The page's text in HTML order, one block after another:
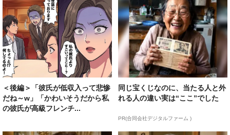
＜後編＞「彼氏が低収入って悲惨
だね～w」「かわいそうだから私
の彼氏が高級フレンチ...
同じ宝くじなのに、当たる人と外
れる人の違い実は“ここ”でした
PR(合同会社デジタルファーム )